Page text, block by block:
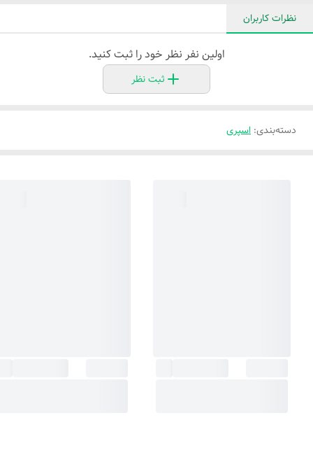
نظرات کاربران
اولین نفر نظر خود را ثبت کنید.
ثبت نظر
دسته‌بندی: اسپری